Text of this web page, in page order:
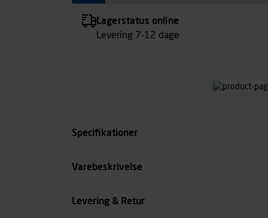
Lagerstatus online
Levering 7-12 dage
Specifikationer
Nøglevidde tommer
Varebeskrivelse
Levering & Retur